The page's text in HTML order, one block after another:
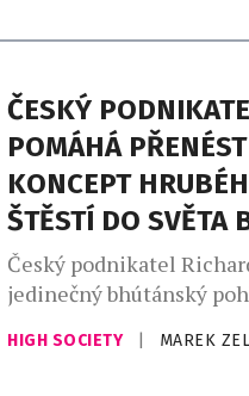
ČESKÝ
POMÁHÁ
KONCEPT
ŠTĚSTÍ DO SVĚTA
Český podnikatel
jedinečný bhútánský
známé konceptem
HIGH SOCIETY MAREK